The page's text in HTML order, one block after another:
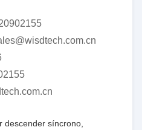
descender síncrono